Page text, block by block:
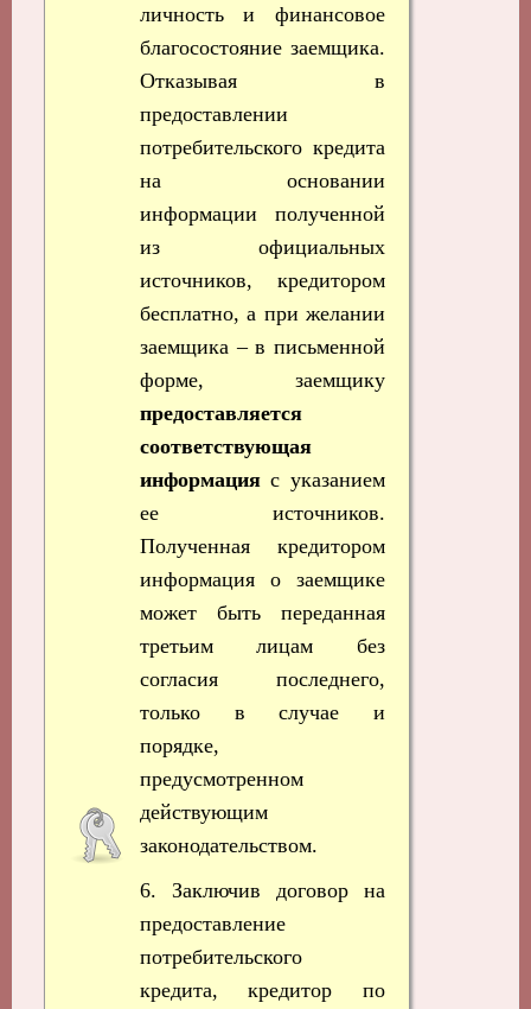
личность и финансовое
благосостояние заемщика.
Отказывая в
предоставлении
потребительского кредита
на основании
информации полученной
из официальных
источников, кредитором
бесплатно, а при желании
заемщика – в письменной
форме, заемщику
предоставляется
соответствующая
информация с указанием
ее источников.
Полученная кредитором
информация о заемщике
может быть переданная
третьим лицам без
согласия последнего,
только в случае и
порядке,
предусмотренном
действующим
законодательством.
6. Заключив договор на
предоставление
потребительского
кредита, кредитор по